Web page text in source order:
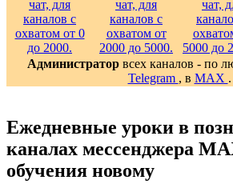
Администратор всех каналов - по
Telegram , в MAX .
Ежедневные уроки в
каналах мессенджера
обучения новому